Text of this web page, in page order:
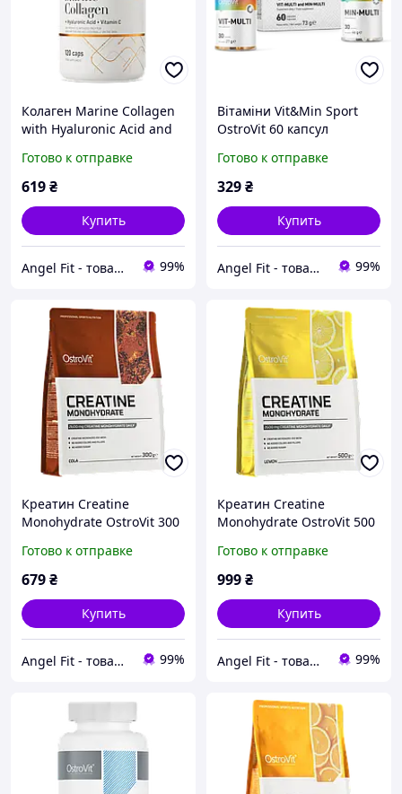
Колаген Marine Collagen
with Hyaluronic Acid and
капсул
Готово к отправке
619₴
Купить
Angel Fit - товари для здоров'я, спорту та активного життя 99%
Вітаміни Vit&Min Sport
OstroVit 60 капсул
Готово к отправке
329₴
Купить
Angel Fit - товари для здоров'я, спорту та активного життя 99%
Креатин Creatine
Monohydrate OstroVit 300
Готово к отправке
679₴
Купить
Angel Fit - товари для здоров'я, спорту та активного життя 99%
Креатин Creatine
Monohydrate OstroVit 500
Готово к отправке
999₴
Купить
Angel Fit - товари для здоров'я, спорту та активного життя 99%